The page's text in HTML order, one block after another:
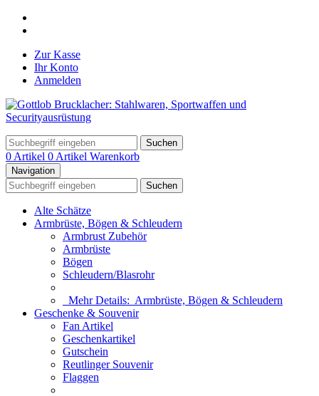
Zur Kasse
Ihr Konto
Anmelden
Suchen
0 Artikel 0 Artikel Warenkorb
Navigation
Suchen
Alte Schätze
Armbrüste, Bögen & Schleudern
Armbrust Zubehör
Armbrüste
Bögen
Schleudern/Blasrohr
Mehr Details: Armbrüste, Bögen & Schleudern
Geschenke & Souvenir
Fan Artikel
Geschenkartikel
Gutschein
Reutlinger Souvenir
Flaggen